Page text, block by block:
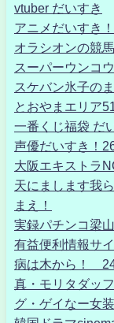
vtuber だいすき
アニメだいすき
オラシオンの競
スーパーウンコ
スケバン氷子の
とおやまエリア51
一番くじ福袋 だ
声優だいすき！
大阪エキストラ
天にまします我
まえ！
実録パチンコ梁
有益便利情報サ
病は木から！
真・モリタダッ
グ・ゲイなー女